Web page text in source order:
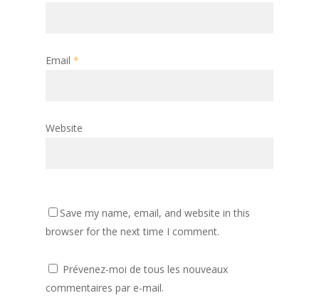
Email *
Website
Save my name, email, and website in this
browser for the next time I comment.
Prévenez-moi de tous les nouveaux
commentaires par e-mail.